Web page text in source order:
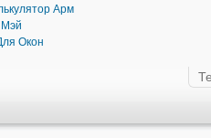
Калькулятор
Арм
Мэй
Окон